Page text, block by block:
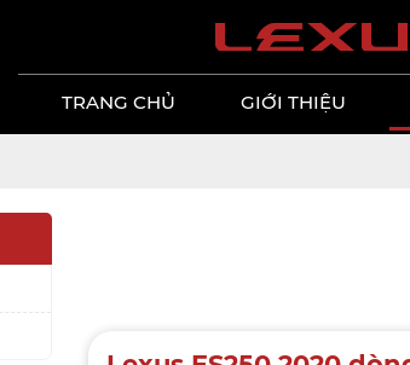
lexu
TRANG CHỦ GIỚI THIỆU